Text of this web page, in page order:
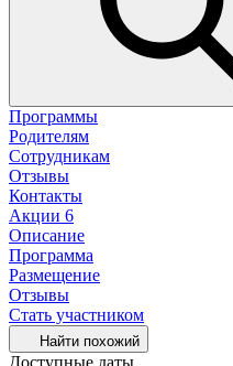
Программы
Родителям
Сотрудникам
Отзывы
Контакты
Акции 6
Описание
Программа
Размещение
Отзывы
Стать участником
Найти похожий
Доступные даты